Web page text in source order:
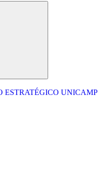
ESTRATÉGICO UNICAMP